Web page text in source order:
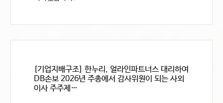
[기업지배구조] 한누리, 얼라인파트너스 대리하여
DB손보 2026년 주총에서 감사위원이 되는 사외
이사 주주제…